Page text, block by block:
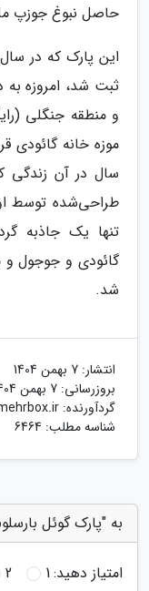
حاصل نبوغ جوزپ
ثبت شد، امروزه
و منطقه جنگلی
سال در آن زندگی
طراحی‌شده توسط
تنها یک جاذبه
گائودی و جوجول و
شد.
انتشار: 7 بهمن 1404
بروزرسانی: 7 بهمن 1404
گردآورنده:
شناسه مطلب: 6464
به "پارک گوئل
امتیاز دهید:1
2